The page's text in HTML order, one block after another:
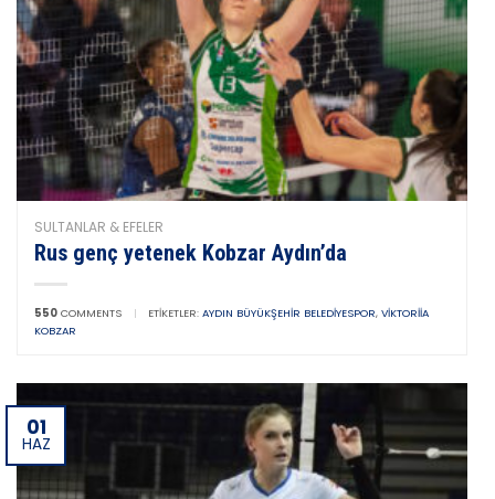
SULTANLAR & EFELER
Rus genç yetenek Kobzar Aydın’da
550 COMMENTS | ETIKETLER: AYDIN BÜYÜKŞEHIR BELEDIYESPOR, VIKTORIIA
KOBZAR
01
HAZ